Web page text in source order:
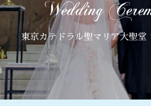
東京カテドラル聖マリア大聖堂